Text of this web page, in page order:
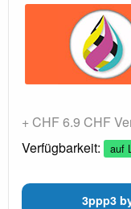
+ CHF 6.9 CHF
Verfügbarkeit:
auf
3ppp3